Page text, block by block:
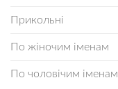
Прикольні
По жіночим іменам
По чоловічим іменам